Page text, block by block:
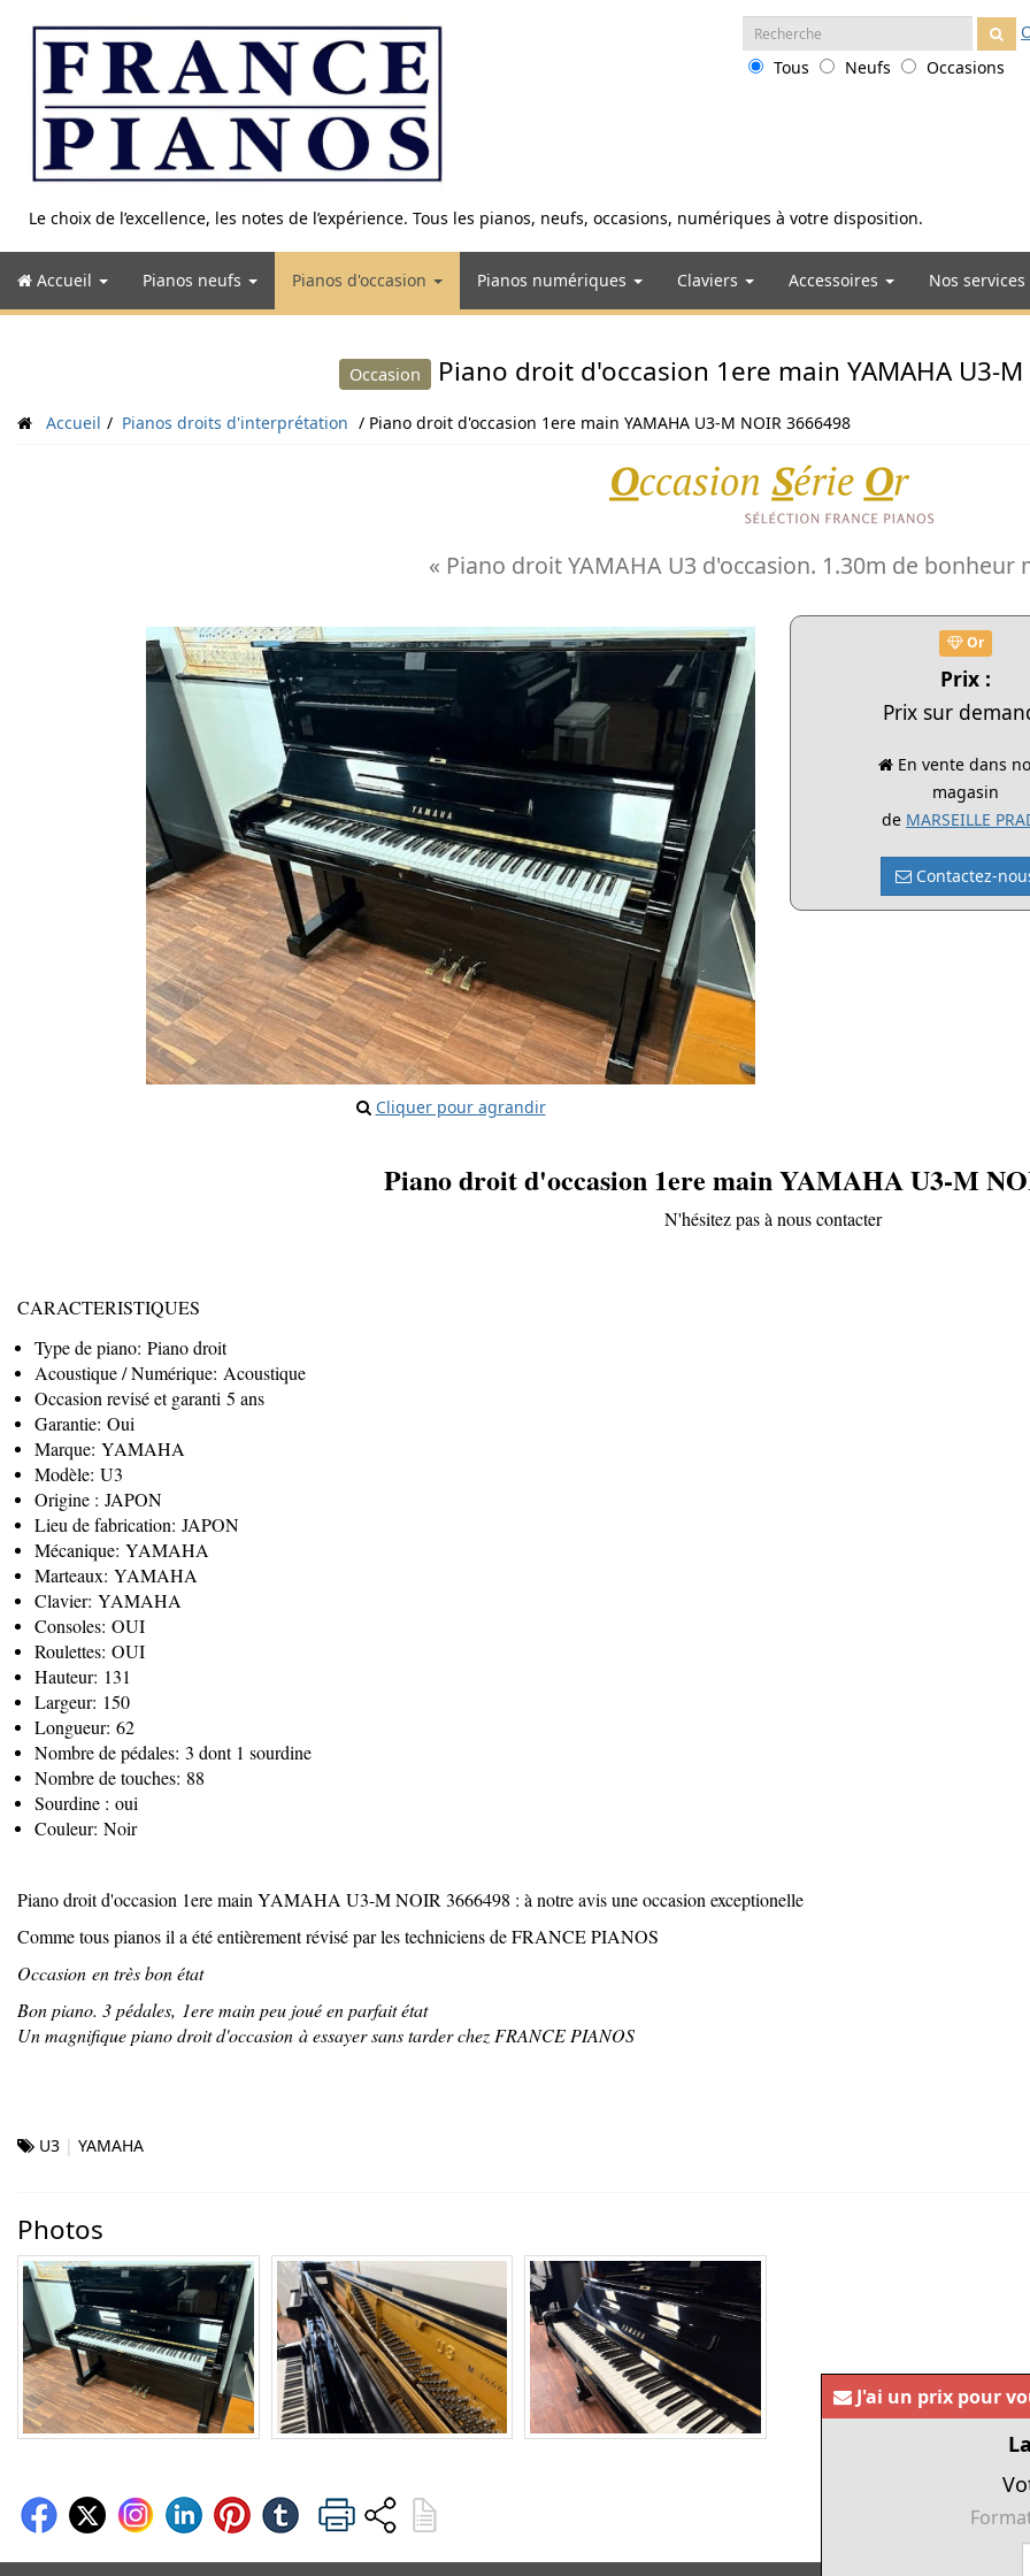
contenu
Le choix de l’excellence, les notes de l’expérience. Tous les pianos, neufs, occasions, numériques à votre disposition.
Recherche
:
Tous
Neufs Occasions
Accueil Pianos neufs Pianos d'occasion Pianos numériques Claviers Accessoires Nos
Occasion Piano droit d'occasion 1ere main YAMAHA U3-M
Accueil Pianos droits d'interprétation Piano droit d'occasion 1ere main YAMAHA U3-M NOIR 3666498
« Piano droit YAMAHA U3 d'occasion. 1.30m de bonheur
Cliquer pour agrandir
Or
Prix :
Prix sur
En vente dans
magasin
de MARSEILLE
Contactez-
Piano droit d'occasion 1ere main YAMAHA U3-M
N'hésitez pas à nous contacter
CARACTERISTIQUES
Type de piano: Piano droit
Acoustique / Numérique: Acoustique
Occasion revisé et garanti 5 ans
Garantie: Oui
Marque: YAMAHA
Modèle: U3
Origine : JAPON
Lieu de fabrication: JAPON
Mécanique: YAMAHA
Marteaux: YAMAHA
Clavier: YAMAHA
Consoles: OUI
Roulettes: OUI
Hauteur: 131
Largeur: 150
Longueur: 62
Nombre de pédales: 3 dont 1 sourdine
Nombre de touches: 88
Sourdine : oui
Couleur: Noir
Piano droit d'occasion 1ere main YAMAHA U3-M NOIR 3666498 : à notre avis une occasion exceptionelle
Comme tous pianos il a été entièrement révisé par les techniciens de FRANCE PIANOS
Occasion en très bon état
Bon piano. 3 pédales, 1ere main peu joué en parfait état
Un magnifique piano droit d'occasion à essayer sans tarder chez FRANCE PIANOS
U3 YAMAHA
Photos
J'ai un prix pour